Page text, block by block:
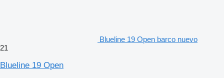
Blueline 19 Open barco nuevo
21
Blueline 19 Open